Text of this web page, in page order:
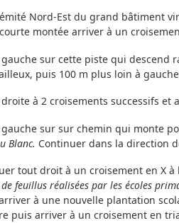
Nord-Est du grand bâtiment
montée arriver à un
gauche sur cette piste qui
puis 100 m plus loin à
à 2 croisements successifs
gauche sur sur chemin qui monte
Blanc. Continuer dans la direction
tout droit à un croisement en X
feuillus réalisées par les écoles
à une nouvelle plantation
puis arriver à un croisement en